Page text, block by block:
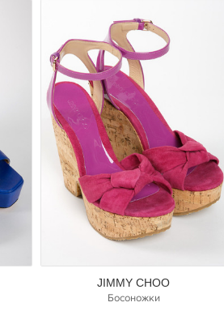
JIMMY CHOO
Босоножки